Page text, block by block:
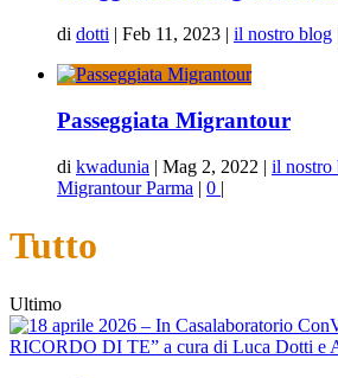
di dotti | Feb 11, 2023 | il nostro blog
Passeggiata Migrantour
di kwadunia | Mag 2, 2022 | il nostro
Migrantour Parma | 0 |
Tutto
Ultimo